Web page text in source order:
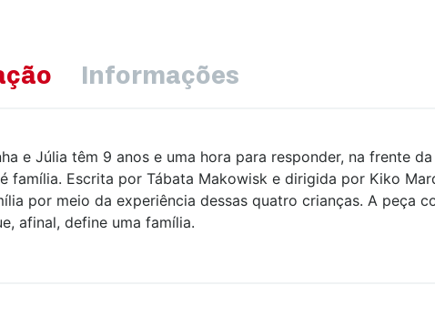
Informações
e Júlia têm 9 anos e uma hora para responder, na frente
família. Escrita por Tábata Makowisk e dirigida por Kiko
por meio da experiência dessas quatro crianças. A peça
afinal, define uma família.